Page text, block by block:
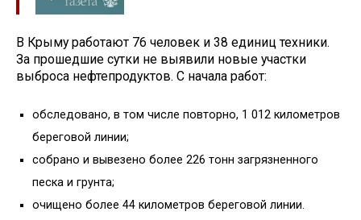
В Крыму работают 76 человек и 38 единиц техники.
За прошедшие сутки не выявили новые участки
выброса нефтепродуктов. С начала работ:
обследовано, в том числе повторно, 1 012 километров
береговой линии;
собрано и вывезено более 226 тонн загрязненного
песка и грунта;
очищено более 44 километров береговой линии.